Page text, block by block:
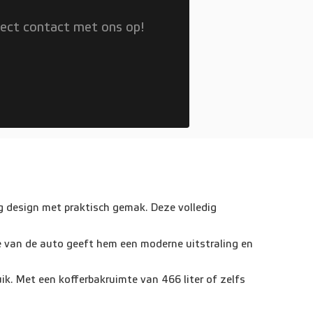
contact met ons op!
design met praktisch gemak. Deze volledig
van de auto geeft hem een moderne uitstraling en
Met een kofferbakruimte van 466 liter of zelfs